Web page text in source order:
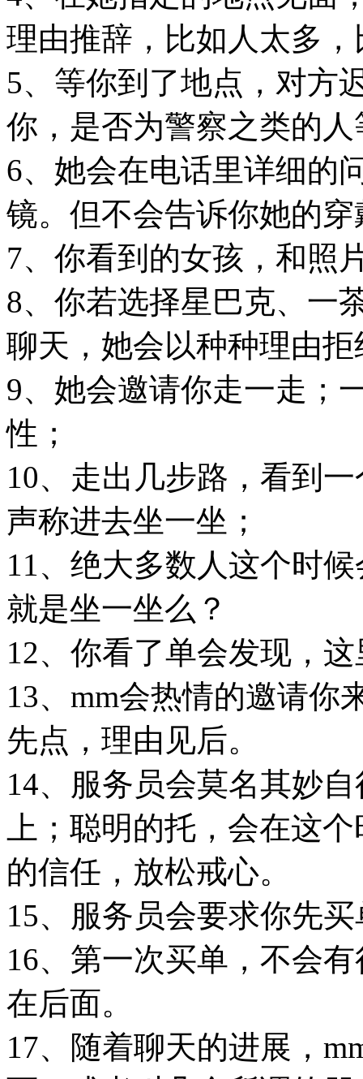
理由推辞，比如人太多
5、等你到了地点，对方
你，是否为警察之类的人
6、她会在电话里详细的
镜。但不会告诉你她的
7、你看到的女孩，和照
8、你若选择星巴克、一
聊天，她会以种种理由拒
9、她会邀请你走一走；
性；
10、走出几步路，看到
声称进去坐一坐；
11、绝大多数人这个时
就是坐一坐么？
12、你看了单会发现，
13、mm会热情的邀请你
先点，理由见后。
14、服务员会莫名其妙
上；聪明的托，会在这
的信任，放松戒心。
15、服务员会要求你先买
16、第一次买单，不会
在后面。
17、随着聊天的进展，